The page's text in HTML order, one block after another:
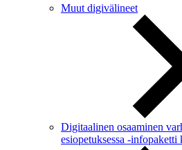
Muut digivälineet
Digitaalinen osaaminen
esiopetuksessa -infopaketti